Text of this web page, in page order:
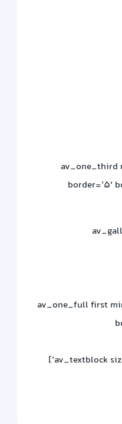
[av_one_third
border=’5′
[/
[av_textblock size=” font_color=’custom’ color=’#57007c’ av-medium-font-size=” av-small-font-size=” av-mini-font-size=” admin_preview_bg=’rgb(255, 255, 255)’]